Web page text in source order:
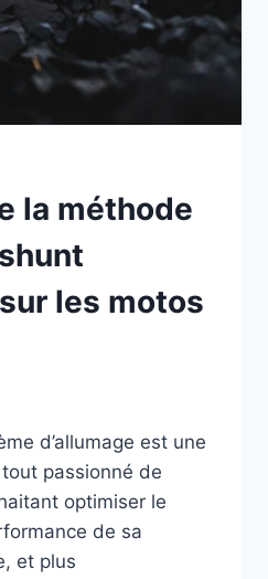
la méthode
les motos
d’allumage est une
passionné de
optimiser le
de sa
et plus